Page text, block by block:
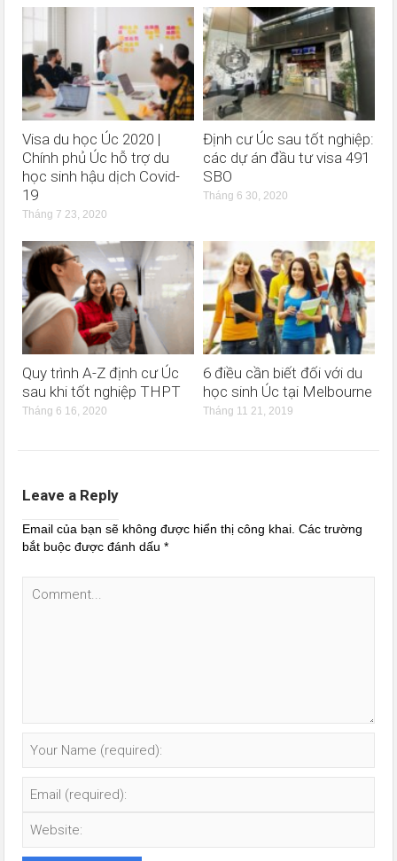
Visa du học Úc 2020 |
Chính phủ Úc hỗ trợ du
học sinh hậu dịch Covid-
19
Tháng 7 23, 2020
Định cư Úc sau tốt nghiệp:
các dự án đầu tư visa 491
SBO
Tháng 6 30, 2020
Quy trình A-Z định cư Úc
sau khi tốt nghiệp THPT
Tháng 6 16, 2020
6 điều cần biết đối với du
học sinh Úc tại Melbourne
Tháng 11 21, 2019
Leave a Reply
Email của bạn sẽ không được hiển thị công khai. Các trường
bắt buộc được đánh dấu*